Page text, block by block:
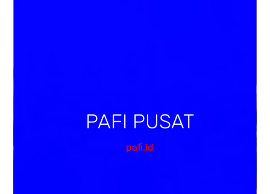
PAFI PUSAT
pafi.id